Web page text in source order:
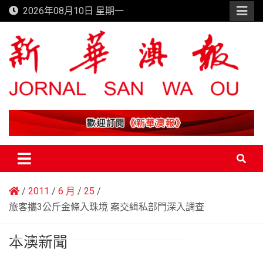
Skip
to
content
2026年08月10日 星期一
新華澳報
2011 6 月
25
旅客攜3公斤金條入珠境 案交緝私部門深入調查
本澳新聞